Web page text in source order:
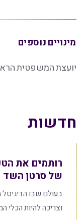
מינויים נוספים
יועצת המשפטית
חדשות
רותמים את
של סרטן השד
בעולם שבו הדיגיטל
וצריכה להיות הכלי